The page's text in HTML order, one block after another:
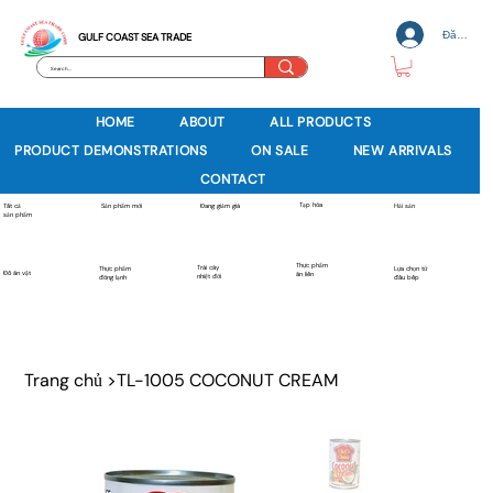
GULF COAST SEA TRADE Đăng
HOME ABOUT
ALL PRODUCTS
PRODUCT DEMONSTRATIONS
ON SALE
NEW ARRIVALS
CONTACT
Tất cả
sản phẩm
Sản phẩm mới Đang giảm giá Tạp hóa Hải sản
Đồ ăn vặt
Thực phẩm
đông lạnh
Trái cây
nhiệt đới
Thực phẩm
ăn liền
Lựa chọn từ
đầu bếp
Trang chủ >TL-1005 COCONUT CREAM